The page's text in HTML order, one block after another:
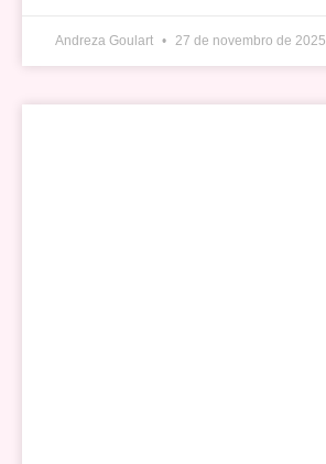
Andreza Goulart 27 de novembro de 2025